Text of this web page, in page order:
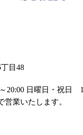
目48
20:00 日曜日・祝日
営業いたします。